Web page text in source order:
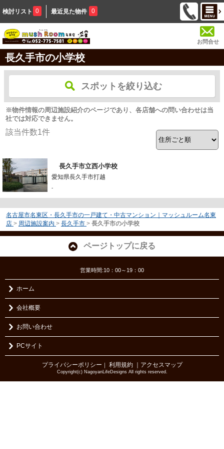
検討リスト 0 最近見た物件 0
お問合せ
長久手市の小学校
スポットを絞り込む
※物件情報の周辺施設紹介のページであり、各店舗への問い合わせは当
社では対応できません。
該当件数1件
長久手市立西小学校
愛知県長久手市打越
-
名古屋市名東区・長久手市の一戸建て・中古マンション｜マッシュルーム名東
店 > 周辺施設案内 > 長久手市 > 長久手市の小学校
ページトップに戻る
営業時間:10：00～19：00
ホーム
会社概要
お問い合わせ
PCサイト
プライバシーポリシー ｜ 利用規約 ｜アクセスマップ
Copyright(c) NagoyanLifeDesigns All rights reserved.